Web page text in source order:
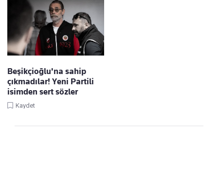
Beşikçioğlu'na sahip
çıkmadılar! Yeni Partili
isimden sert sözler
Kaydet